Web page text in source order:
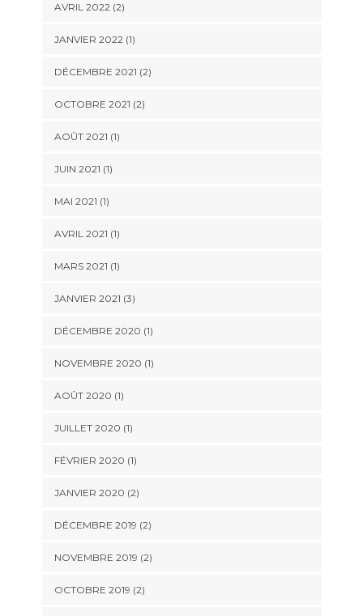
AVRIL 2022(2)
JANVIER 2022(1)
DÉCEMBRE 2021 (2)
OCTOBRE 2021 (2)
AOÛT 2021 (1)
JUIN 2021 (1)
MAI 2021 (1)
AVRIL 2021 (1)
MARS 2021 (1)
JANVIER 2021 (3)
DÉCEMBRE 2020 (1)
NOVEMBRE 2020 (1)
AOÛT 2020 (1)
JUILLET 2020 (1)
FÉVRIER 2020 (1)
JANVIER 2020 (2)
DÉCEMBRE 2019 (2)
NOVEMBRE 2019 (2)
OCTOBRE 2019 (2)